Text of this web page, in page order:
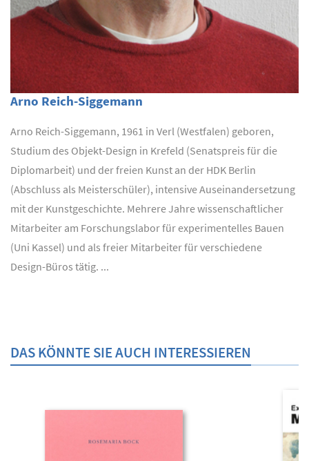
Arno Reich-Siggemann
Arno Reich-Siggemann, 1961 in Verl (Westfalen) geboren,
Studium des Objekt-Design in Krefeld (Senatspreis für die
Diplomarbeit) und der freien Kunst an der HDK Berlin
(Abschluss als Meisterschüler), intensive Auseinandersetzung
mit der Kunstgeschichte. Mehrere Jahre wissenschaftlicher
Mitarbeiter am Forschungslabor für experimentelles Bauen
(Uni Kassel) und als freier Mitarbeiter für verschiedene
Design-Büros tätig. ...
DAS KÖNNTE SIE AUCH INTERESSIEREN